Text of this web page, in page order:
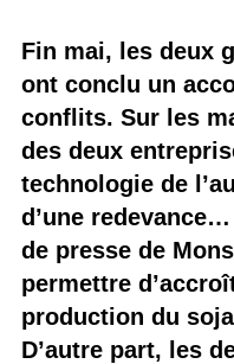
Fin mai, les deux
ont conclu un
conflits. Sur les
des deux
technologie de
d’une
de presse de
permettre
production du
D’autre part, les